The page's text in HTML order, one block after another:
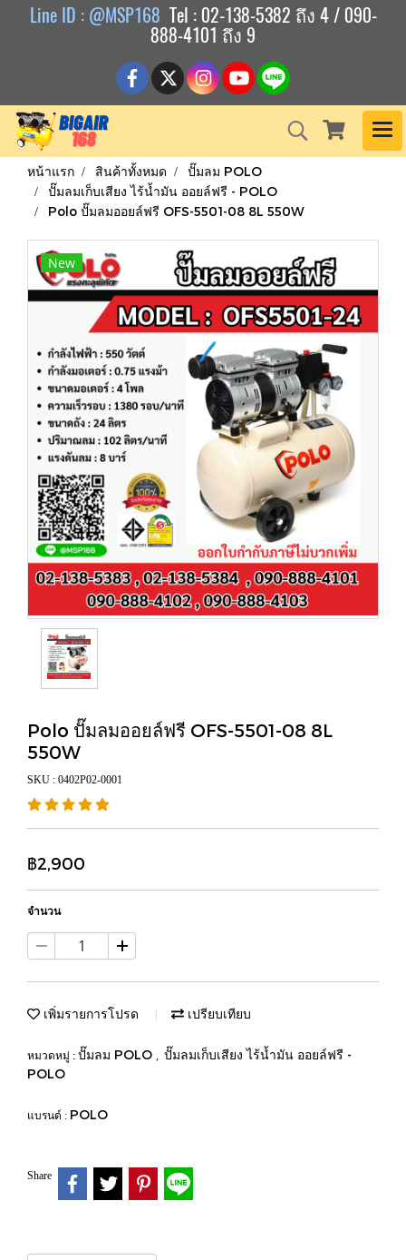
Line ID : @MSP168 Tel : 02-138-5382 ถึง 4 / 090-
888-4101 ถึง 9
หน้าแรก สินค้าทั้งหมด
ปั๊มลม POLO
ปั๊มลมเก็บเสียง ไร้น้ำมัน ออยล์ฟรี - POLO
Polo ปั๊มลมออยล์ฟรี OFS-5501-08 8L 550W
New
Polo ปั๊มลมออยล์ฟรี OFS-5501-08 8L
550W
SKU : 0402P02-0001
฿2,900
จำนวน
เพิ่มรายการโปรด เปรียบเทียบ
หมวดหมู่ : ปั๊มลม POLO , ปั๊มลมเก็บเสียง ไร้น้ำมัน ออยล์ฟรี -
POLO
แบรนด์ : POLO
Share